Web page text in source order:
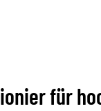
für